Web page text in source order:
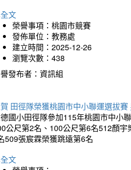
文
榮譽事項：桃園市競賽
發佈單位：教務處
建立時間：2025-12-26
瀏覽次數：438
發布者：資訊組
田徑隊榮獲桃園市中小聯運選拔
國小田徑隊參加115年桃園市中小
公尺第2名、100公尺第6名512顏
509張宸霖榮獲跳遠第6名
文